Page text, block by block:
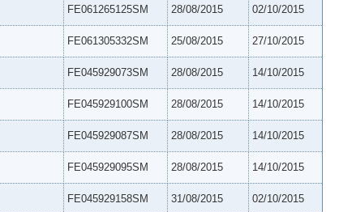
FE061265125SM 28/08/2015 02/10/2015
FE061305332SM 25/08/2015 27/10/2015
FE045929073SM 28/08/2015 14/10/2015
FE045929100SM 28/08/2015 14/10/2015
FE045929087SM 28/08/2015 14/10/2015
FE045929095SM 28/08/2015 14/10/2015
FE045929158SM 31/08/2015 02/10/2015